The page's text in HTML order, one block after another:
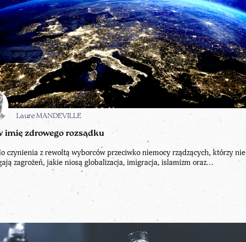
Laure MANDEVILLE
imię zdrowego rozsądku
czynienia z rewoltą wyborców przeciwko niemocy rządzących, którzy nie
zagrożeń, jakie niosą globalizacja, imigracja, islamizm oraz...